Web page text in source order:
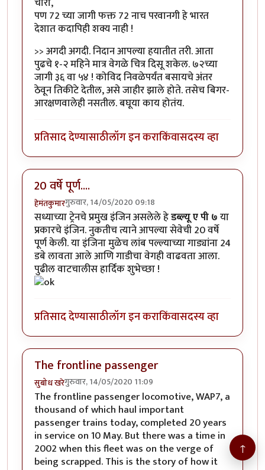
पण 72 च्या जागी फक्त 72 नाच परवानगी हे भारत
देशात कदापिही शक्य नाही !
>> अगदी अगदी. निदान आपल्या हयातीत तरी. आता
पुढचे १-२ महिने मात्र वेगळे चित्र दिसू शकेल. ७२च्या
जागी ३६ वा ५४ ! कोविद निवळेपर्यंत बसायचे अंतर
ठेवून तिकीटे देतील, असे जाहीर झाले होते. तसेच बिगर-
आरक्षणवालेही नसतील. बघूया काय होतंय.
प्रतिसाद देण्यासाठीलॉग इन कराकिंवासदस्य व्हा
20 वर्षे पूर्ण....
हेमंतकुमारगुरुवार, 14/05/2020 09:18
सध्याच्या ट्रेनचे प्रमुख इंजिन असलेले हेडब्ल्यू ए पी ७या
प्रकारचे इंजिन. नुकतीच त्याने आपल्या सेवेची 20 वर्षे
पूर्ण केली. या इंजिना मुळेच लांब पल्ल्याच्या गाड्यांना 24
डबे लावता आले आणि गाडीचा वेगही वाढवता आला.
पुढील वाटचालीस हार्दिक शुभेच्छा !
प्रतिसाद देण्यासाठीलॉग इन कराकिंवासदस्य व्हा
The frontline passenger
सुबोध खरेगुरुवार, 14/05/2020 11:09
The frontline passenger locomotive, WAP7, a
thousand of which haul important
passenger trains today, completed 20 years
in service on 10 May. But there was a time in
2002 when this fleet was on the verge of
being scrapped. This is the story of how it
↑